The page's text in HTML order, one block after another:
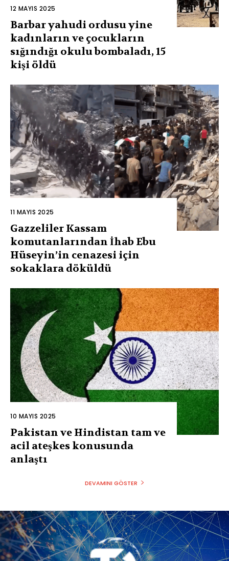
12 MAYIS 2025
Barbar yahudi ordusu yine
kadınların ve çocukların
sığındığı okulu bombaladı, 15
kişi öldü
11 MAYIS 2025
Gazzeliler Kassam
komutanlarından İhab Ebu
Hüseyin’in cenazesi için
sokaklara döküldü
10 MAYIS 2025
Pakistan ve Hindistan tam ve
acil ateşkes konusunda
anlaştı
DEVAMINI GÖSTER